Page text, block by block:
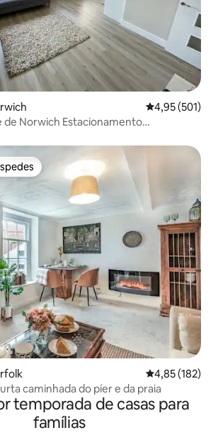
4,95 de uma
4,95 (501)
Estacionamento
4,85 de uma
4,85 (182)
caminhada do píer e da praia
temporada de casas para
famílias